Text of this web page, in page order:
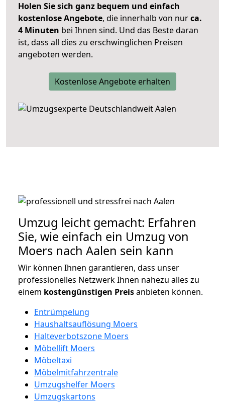
Holen Sie sich ganz bequem und einfach
kostenlose Angebote, die innerhalb von nurca.
4 Minuten bei Ihnen sind. Und das Beste daran
ist, dass all dies zu erschwinglichen Preisen
angeboten werden.
Kostenlose Angebote erhalten
Umzug leicht gemacht: Erfahren
Sie, wie einfach ein Umzug von
Moers nach Aalen sein kann
Wir können Ihnen garantieren, dass unser
professionelles Netzwerk Ihnen nahezu alles zu
einem kostengünstigen Preisanbieten können.
Entrümpelung
Haushaltsauflösung Moers
Halteverbotszone Moers
Möbellift Moers
Möbeltaxi
Möbelmitfahrzentrale
Umzugshelfer Moers
Umzugskartons